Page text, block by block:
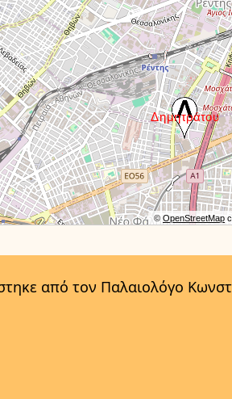
©OpenStreetMap
από τον Παλαιολόγο